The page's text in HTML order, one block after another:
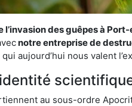
l’invasion des guêpes à
notre entreprise de
aujourd’hui nous valent
au sous-ordre